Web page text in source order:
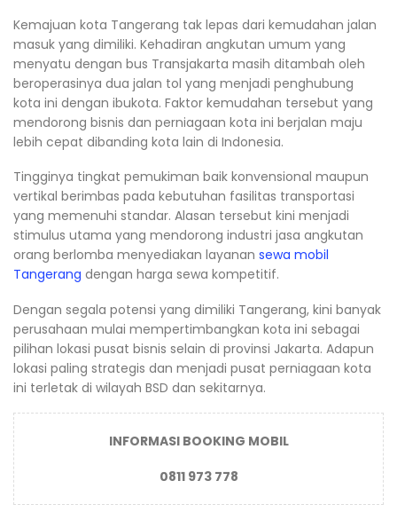
Kemajuan kota Tangerang tak lepas dari kemudahan jalan
masuk yang dimiliki. Kehadiran angkutan umum yang
menyatu dengan bus Transjakarta masih ditambah oleh
beroperasinya dua jalan tol yang menjadi penghubung
kota ini dengan ibukota. Faktor kemudahan tersebut yang
mendorong bisnis dan perniagaan kota ini berjalan maju
lebih cepat dibanding kota lain di Indonesia.
Tingginya tingkat pemukiman baik konvensional maupun
vertikal berimbas pada kebutuhan fasilitas transportasi
yang memenuhi standar. Alasan tersebut kini menjadi
stimulus utama yang mendorong industri jasa angkutan
orang berlomba menyediakan layanan sewa mobil
Tangerang dengan harga sewa kompetitif.
Dengan segala potensi yang dimiliki Tangerang, kini banyak
perusahaan mulai mempertimbangkan kota ini sebagai
pilihan lokasi pusat bisnis selain di provinsi Jakarta. Adapun
lokasi paling strategis dan menjadi pusat perniagaan kota
ini terletak di wilayah BSD dan sekitarnya.
INFORMASI BOOKING MOBIL
0811 973 778